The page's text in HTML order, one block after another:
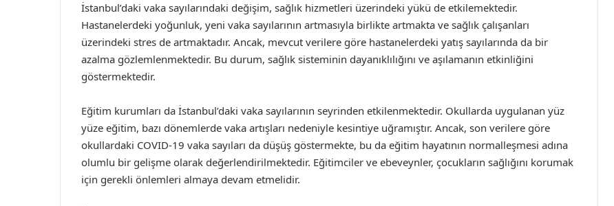
İstanbul’daki vaka sayılarındaki değişim, sağlık hizmetleri üzerindeki yükü de etkilemektedir.
Hastanelerdeki yoğunluk, yeni vaka sayılarının artmasıyla birlikte artmakta ve sağlık çalışanları
üzerindeki stres de artmaktadır. Ancak, mevcut verilere göre hastanelerdeki yatış sayılarında da bir
azalma gözlemlenmektedir. Bu durum, sağlık sisteminin dayanıklılığını ve aşılamanın etkinliğini
göstermektedir.
Eğitim kurumları da İstanbul’daki vaka sayılarının seyrinden etkilenmektedir. Okullarda uygulanan yüz
yüze eğitim, bazı dönemlerde vaka artışları nedeniyle kesintiye uğramıştır. Ancak, son verilere göre
okullardaki COVID-19 vaka sayıları da düşüş göstermekte, bu da eğitim hayatının normalleşmesi adına
olumlu bir gelişme olarak değerlendirilmektedir. Eğitimciler ve ebeveynler, çocukların sağlığını korumak
için gerekli önlemleri almaya devam etmelidir.